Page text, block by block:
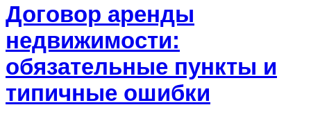
Договор аренды
недвижимости:
обязательные пункты и
типичные ошибки